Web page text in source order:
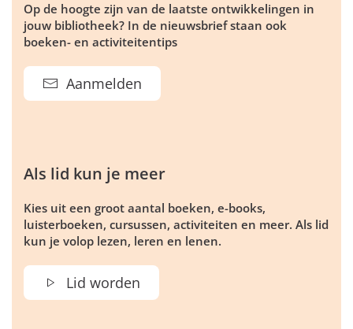
Op de hoogte zijn van de laatste ontwikkelingen in
jouw bibliotheek? In de nieuwsbrief staan ook
boeken- en activiteitentips
Aanmelden
Als lid kun je meer
Kies uit een groot aantal boeken, e-books,
luisterboeken, cursussen, activiteiten en meer. Als lid
kun je volop lezen, leren en lenen.
Lid worden